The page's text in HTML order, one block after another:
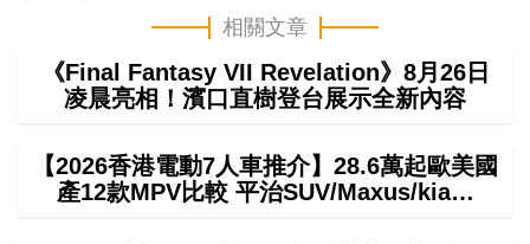
相關文章
《Final Fantasy VII Revelation》8月26日
凌晨亮相！濱口直樹登台展示全新內容
【2026香港電動7人車推介】28.6萬起歐美國
產12款MPV比較 平治SUV/Maxus/kia…